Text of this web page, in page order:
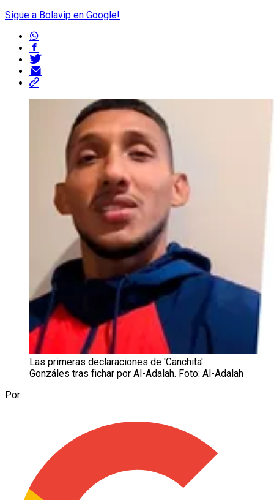
Sigue a Bolavip en Google!
Las primeras declaraciones de 'Canchita'
Gonzáles tras fichar por Al-Adalah. Foto: Al-Adalah
Por